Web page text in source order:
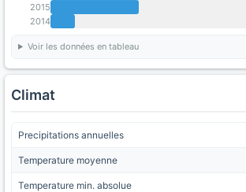
2015
2014
Voir les données en tableau
Climat
Precipitations annuelles
Temperature moyenne
Temperature min. absolue